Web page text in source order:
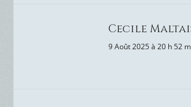
Cecile
9 Août 2025 à 20 h 52